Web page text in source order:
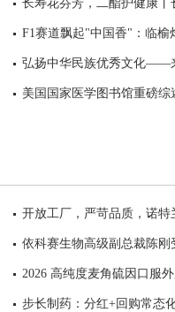
弘扬中华民族优秀文化——